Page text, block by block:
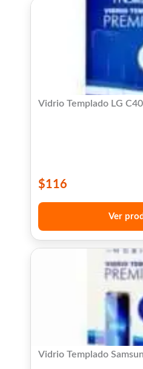
Vidrio Templado LG
$116
Ver
Vidrio Templado